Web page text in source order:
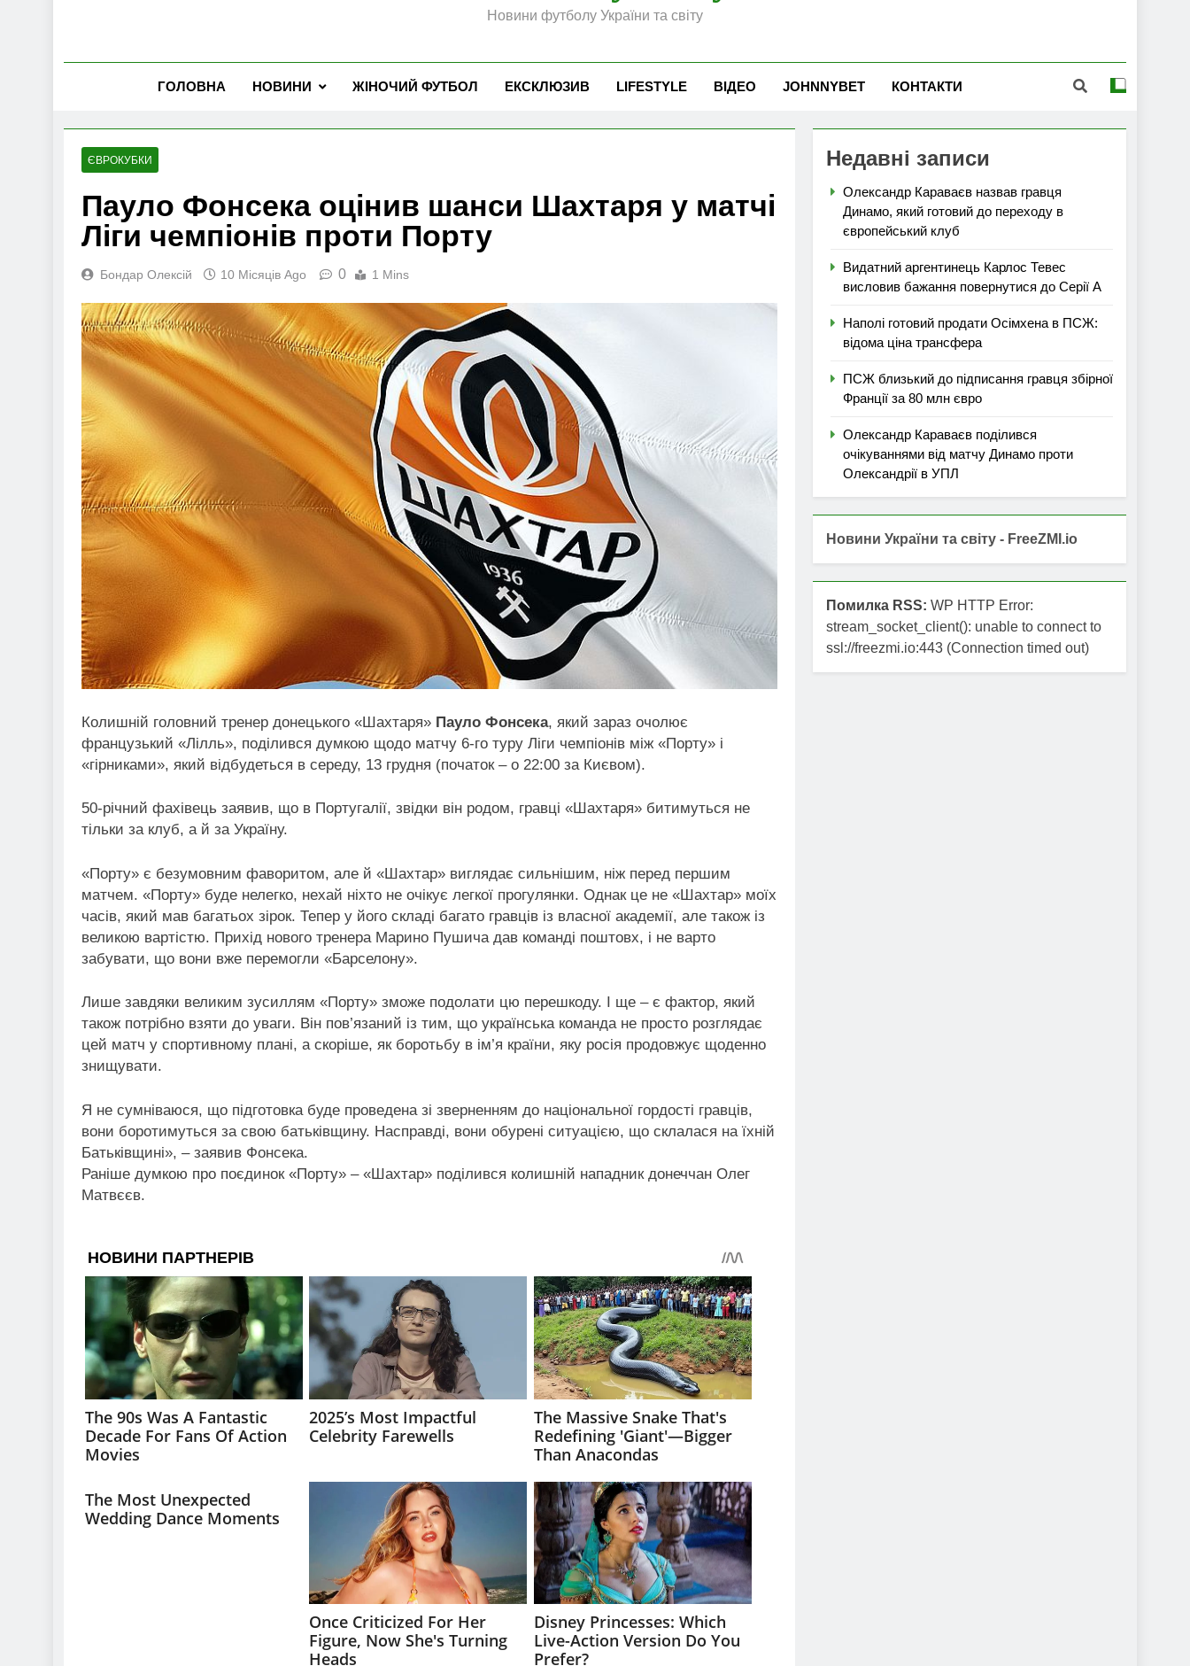
Новини футболу України та світу
ГОЛОВНА НОВИНИ ЖІНОЧИЙ ФУТБОЛ ЕКСКЛЮЗИВ LIFESTYLE ВІДЕО JOHNNYBET КОНТАКТИ
ЄВРОКУБКИ
Пауло Фонсека оцінив шанси Шахтаря у матчі
Ліги чемпіонів проти Порту
Бондар Олексій 10 Місяців Ago 0 1 Mins
Колишній головний тренер донецького «Шахтаря» Пауло Фонсека, який зараз очолює
французький «Лілль», поділився думкою щодо матчу 6-го туру Ліги чемпіонів між «Порту» і
«гірниками», який відбудеться в середу, 13 грудня (початок – о 22:00 за Києвом).
50-річний фахівець заявив, що в Португалії, звідки він родом, гравці «Шахтаря» битимуться не
тільки за клуб, а й за Україну.
«Порту» є безумовним фаворитом, але й «Шахтар» виглядає сильнішим, ніж перед першим
матчем. «Порту» буде нелегко, нехай ніхто не очікує легкої прогулянки. Однак це не «Шахтар» моїх
часів, який мав багатьох зірок. Тепер у його складі багато гравців із власної академії, але також із
великою вартістю. Прихід нового тренера Марино Пушича дав команді поштовх, і не варто
забувати, що вони вже перемогли «Барселону».
Лише завдяки великим зусиллям «Порту» зможе подолати цю перешкоду. І ще – є фактор, який
також потрібно взяти до уваги. Він пов’язаний із тим, що українська команда не просто розглядає
цей матч у спортивному плані, а скоріше, як боротьбу в ім’я країни, яку росія продовжує щоденно
знищувати.
Я не сумніваюся, що підготовка буде проведена зі зверненням до національної гордості гравців,
вони боротимуться за свою батьківщину. Насправді, вони обурені ситуацією, що склалася на їхній
Батьківщині», – заявив Фонсека.
Раніше думкою про поєдинок «Порту» – «Шахтар» поділився колишній нападник донеччан Олег
Матвєєв.
Недавні записи
Олександр Караваєв назвав гравця
Динамо, який готовий до переходу в
європейський клуб
Видатний аргентинець Карлос Тевес
висловив бажання повернутися до Серії А
Наполі готовий продати Осімхена в ПСЖ:
відома ціна трансфера
ПСЖ близький до підписання гравця збірної
Франції за 80 млн євро
Олександр Караваєв поділився
очікуваннями від матчу Динамо проти
Олександрії в УПЛ
Новини України та світу - FreeZMI.io
Помилка RSS: WP HTTP Error:
stream_socket_client(): unable to connect to
ssl://freezmi.io:443 (Connection timed out)